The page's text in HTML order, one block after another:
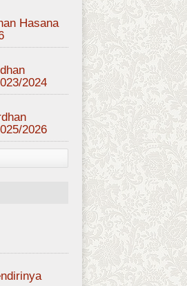
Hasana
2024
2026